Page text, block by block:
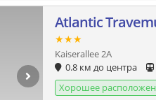
Atlantic
★★★
Kaiserallee 2A
0.8 км до центра
Хорошее